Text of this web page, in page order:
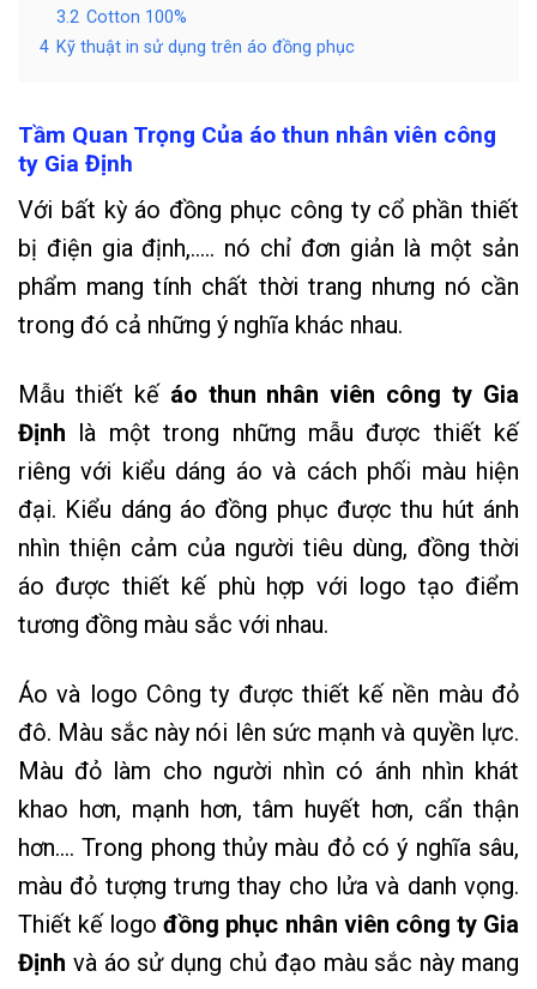
3.2 Cotton 100%
4 Kỹ thuật in sử dụng trên áo đồng phục
Tầm Quan Trọng Của áo thun nhân viên công
ty Gia Định
Với bất kỳ áo đồng phục công ty cổ phần thiết
bị điện gia định,….. nó chỉ đơn giản là một sản
phẩm mang tính chất thời trang nhưng nó cần
trong đó cả những ý nghĩa khác nhau.
Mẫu thiết kế áo thun nhân viên công ty Gia
Định là một trong những mẫu được thiết kế
riêng với kiểu dáng áo và cách phối màu hiện
đại. Kiểu dáng áo đồng phục được thu hút ánh
nhìn thiện cảm của người tiêu dùng, đồng thời
áo được thiết kế phù hợp với logo tạo điểm
tương đồng màu sắc với nhau.
Áo và logo Công ty được thiết kế nền màu đỏ
đô. Màu sắc này nói lên sức mạnh và quyền lực.
Màu đỏ làm cho người nhìn có ánh nhìn khát
khao hơn, mạnh hơn, tâm huyết hơn, cẩn thận
hơn…. Trong phong thủy màu đỏ có ý nghĩa sâu,
màu đỏ tượng trưng thay cho lửa và danh vọng.
Thiết kế logođồng phục nhân viên công tyGia
Định và áo sử dụng chủ đạo màu sắc này mang